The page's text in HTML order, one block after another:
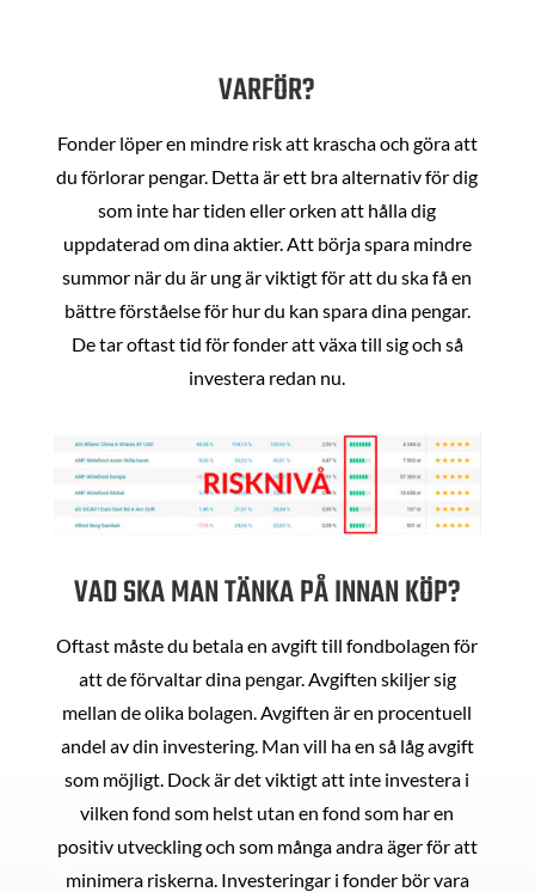
VARFÖR?
Fonder löper en mindre risk att krascha och göra att
du förlorar pengar. Detta är ett bra alternativ för dig
som inte har tiden eller orken att hålla dig
uppdaterad om dina aktier. Att börja spara mindre
summor när du är ung är viktigt för att du ska få en
bättre förståelse för hur du kan spara dina pengar.
De tar oftast tid för fonder att växa till sig och så
investera redan nu.
VAD SKA MAN TÄNKA PÅ INNAN KÖP?
Oftast måste du betala en avgift till fondbolagen för
att de förvaltar dina pengar. Avgiften skiljer sig
mellan de olika bolagen. Avgiften är en procentuell
andel av din investering. Man vill ha en så låg avgift
som möjligt. Dock är det viktigt att inte investera i
vilken fond som helst utan en fond som har en
positiv utveckling och som många andra äger för att
minimera riskerna. Investeringar i fonder bör vara